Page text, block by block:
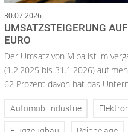
30.07.2026
UMSATZSTEIGERUNG
EURO
Der Umsatz von Miba ist im
(1.2.2025 bis 31.1.2026) auf
62 Prozent davon hat das
Automobilindustrie